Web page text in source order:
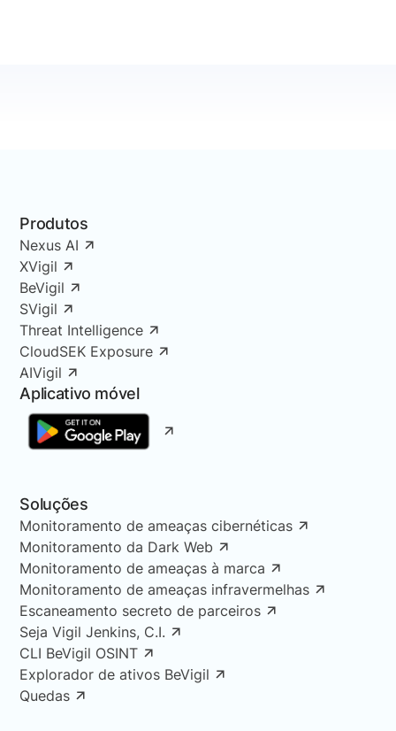
Produtos
Nexus AI
XVigil
BeVigil
SVigil
Threat Intelligence
CloudSEK Exposure
AIVigil
Aplicativo móvel
Soluções
Monitoramento de ameaças cibernéticas
Monitoramento da Dark Web
Monitoramento de ameaças à marca
Monitoramento de ameaças infravermelhas
Escaneamento secreto de parceiros
Seja Vigil Jenkins, C.I.
CLI BeVigil OSINT
Explorador de ativos BeVigil
Quedas